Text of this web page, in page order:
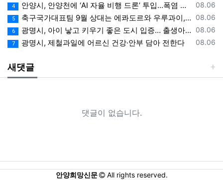
등록일
08.06
4 안양시, 안양천에 ‘AI 자율 비행 드론’ 투입…폭염 속 온열 질환 예방 계도
등록일
08.06
5 축구국가대표팀 9월 상대는 에콰도르와 우루과이, 9.10월 A매치 4연전 상대 모두 확정
등록일
08.06
6 광명시, 아이 낳고 키우기 좋은 도시 입증… 출생아 증가율 경기도 1위
등록일
08.06
7 광명시, 제철과일에 어르신 건강·안부 담아 전한다
새댓글
댓글이 없습니다.
안양희망신문 All rights reserved.